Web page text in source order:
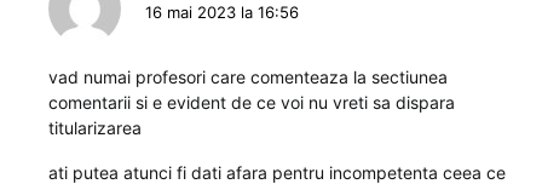
16 mai 2023 la 16:56
vad numai profesori care comenteaza la sectiunea
comentarii si e evident de ce voi nu vreti sa dispara
titularizarea
ati putea atunci fi dati afara pentru incompetenta ceea ce